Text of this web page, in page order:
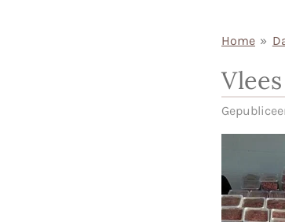
Home »